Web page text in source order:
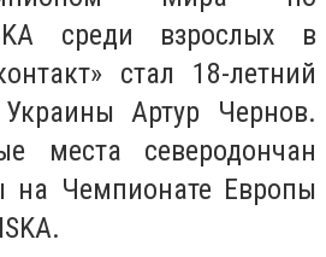
среди взрослых в
стал 18-летний
Артур Чернов.
места северодончан
на Чемпионате Европы